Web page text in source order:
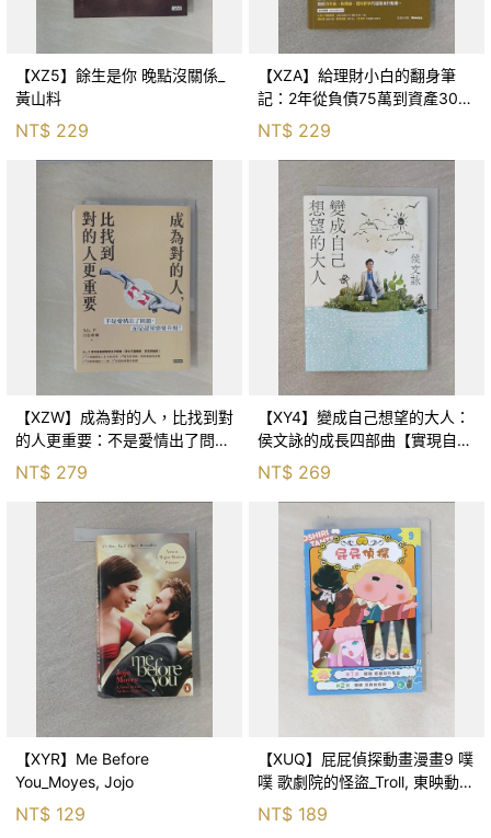
【XZ5】餘生是你 晚點沒關係_
黃山料
NT$ 229
【XZA】給理財小白的翻身筆
記：2年從負債75萬到資產300
萬，ETF讓我走在財務自由路上_
鐵蛋
NT$ 229
【XZW】成為對的人，比找到對
的人更重要：不是愛情出了問
題，而是認知需要升級！_Mr. P
NT$ 279
【XY4】變成自己想望的大人：
侯文詠的成長四部曲【實現自
己】_侯文詠
NT$ 269
【XYR】Me Before
You_Moyes, Jojo
NT$ 129
【XUQ】屁屁偵探動畫漫畫9 噗
噗 歌劇院的怪盜_Troll, 東映動畫
株式會社, 張東君
NT$ 189